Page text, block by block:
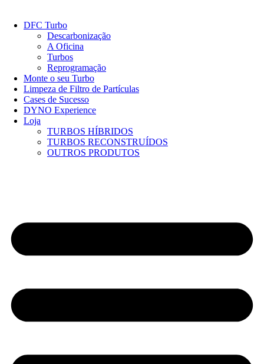
DFC Turbo
Descarbonização
A Oficina
Turbos
Reprogramação
Monte o seu Turbo
Limpeza de Filtro de Partículas
Cases de Sucesso
DYNO Experience
Loja
TURBOS HÍBRIDOS
TURBOS RECONSTRUÍDOS
OUTROS PRODUTOS